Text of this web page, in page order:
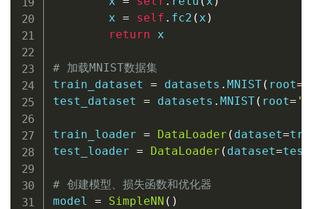
        x
= self . fc2 ( x )
return x
# 加载MNIST数据集
train_dataset = datasets . MNIST( root=
test_dataset = datasets . MNIST( root=
train_loader = DataLoader ( dataset=
test_loader = DataLoader ( dataset=
# 创建模型、损失函数和优化器
model = SimpleNN ( )